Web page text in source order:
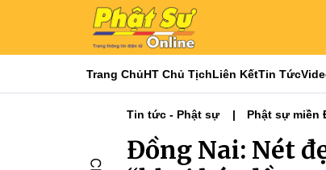
Trang ChủHT Chủ TịchLiên KếtTin Tức
Tin tức - Phật sự Phật sự miền
Đồng Nai: Nét